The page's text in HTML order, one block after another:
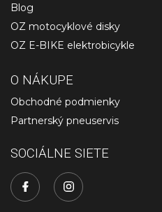
Blog
OZ motocyklové disky
OZ E-BIKE elektrobicykle
O NÁKUPE
Obchodné podmienky
Partnerský pneuservis
SOCIÁLNE SIETE